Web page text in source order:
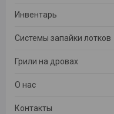
Инвентарь
Системы запайки лотков
Грили на дровах
О нас
Контакты